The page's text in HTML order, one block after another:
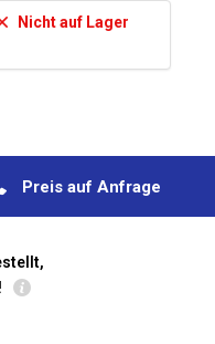
Nicht auf Lager
Preis auf Anfrage